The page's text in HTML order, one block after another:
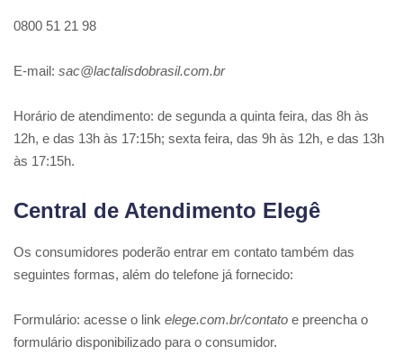
0800 51 21 98
E-mail: sac@lactalisdobrasil.com.br
Horário de atendimento: de segunda a quinta feira, das 8h às
12h, e das 13h às 17:15h; sexta feira, das 9h às 12h, e das 13h
às 17:15h.
Central de Atendimento Elegê
Os consumidores poderão entrar em contato também das
seguintes formas, além do telefone já fornecido:
Formulário: acesse o link elege.com.br/contato e preencha o
formulário disponibilizado para o consumidor.